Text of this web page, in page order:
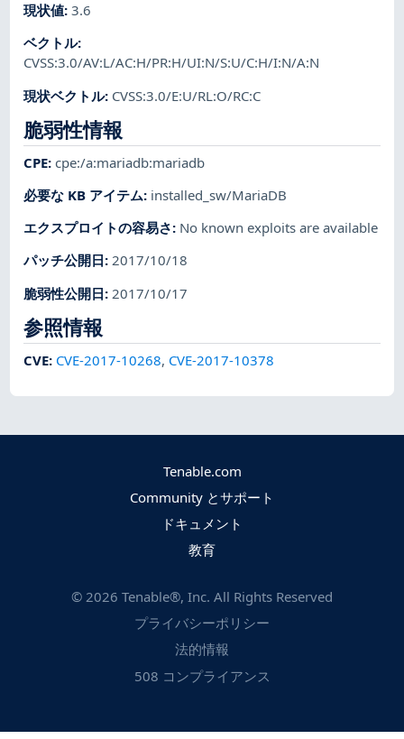
現状値:3.6
ベクトル:
CVSS:3.0/AV:L/AC:H/PR:H/UI:N/S:U/C:H/I:N/A:N
現状ベクトル: CVSS:3.0/E:U/RL:O/RC:C
脆弱性情報
CPE:cpe:/a:mariadb:mariadb
必要な KB アイテム: installed_sw/MariaDB
エクスプロイトの容易さ: No known exploits are available
パッチ公開日:2017/10/18
脆弱性公開日: 2017/10/17
参照情報
CVE: CVE-2017-10268, CVE-2017-10378
Tenable.com
Community とサポート
ドキュメント
教育
© 2026 Tenable®, Inc. All Rights Reserved
プライバシーポリシー
法的情報
508 コンプライアンス